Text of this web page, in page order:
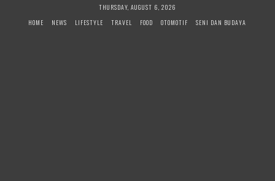
THURSDAY, AUGUST 6, 2026
HOME
NEWS LIFESTYLE TRAVEL FOOD OTOMOTIF SENI DAN BUDAYA